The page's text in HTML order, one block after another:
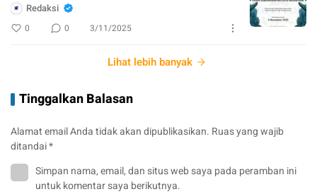
Redaksi
0 0 3/11/2025
Lihat lebih banyak
Tinggalkan Balasan
Alamat email Anda tidak akan dipublikasikan. Ruas yang wajib
ditandai*
Simpan nama, email, dan situs web saya pada peramban ini
untuk komentar saya berikutnya.